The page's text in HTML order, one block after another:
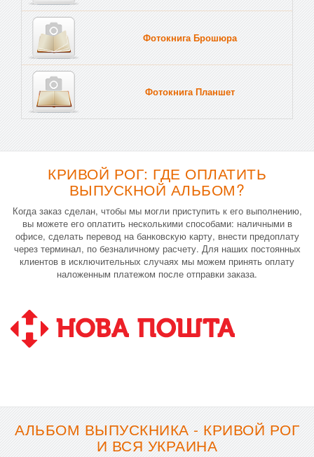
Фотокнига Брошюра
Фотокнига Планшет
КРИВОЙ РОГ: ГДЕ ОПЛАТИТЬ
ВЫПУСКНОЙ АЛЬБОМ?
Когда заказ сделан, чтобы мы могли приступить к его выполнению,
вы можете его оплатить несколькими способами: наличными в
офисе, сделать перевод на банковскую карту, внести предоплату
через терминал, по безналичному расчету. Для наших постоянных
клиентов в исключительных случаях мы можем принять оплату
наложенным платежом после отправки заказа.
АЛЬБОМ ВЫПУСКНИКА - КРИВОЙ РОГ
И ВСЯ УКРАИНА